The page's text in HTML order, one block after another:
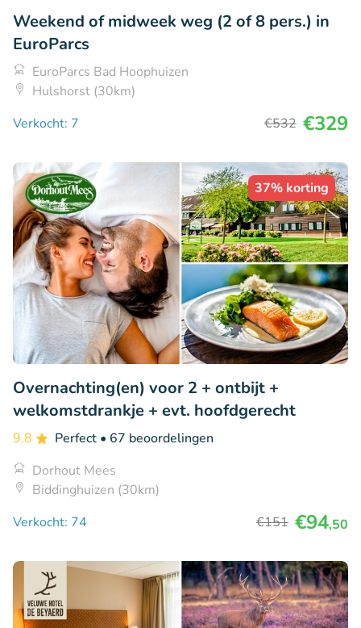
Weekend of midweek weg (2 of 8 pers.) in
EuroParcs
EuroParcs Bad Hoophuizen
Hulshorst (30km)
Verkocht: 7
€532 €329
37% korting
Overnachting(en) voor 2 + ontbijt +
welkomstdrankje + evt. hoofdgerecht
9.8 Perfect • 67 beoordelingen
Dorhout Mees
Biddinghuizen (30km)
Verkocht: 74
€151 €94,50